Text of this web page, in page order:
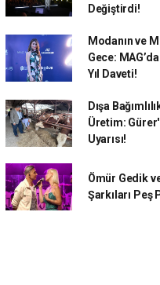
Değiştirdi!
Modanın ve
Gece:
Yıl Daveti!
Dışa
Üretim:
Uyarısı!
Ömür Gedik
Şarkıları Peş